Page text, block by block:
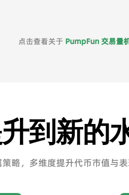
点击查看关于 PumpFun 交易量
到新的
略，多维度提升代币市值与表